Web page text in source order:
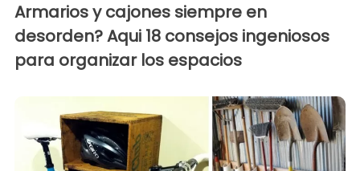
Armarios y cajones siempre en
desorden? Aqui 18 consejos ingeniosos
para organizar los espacios